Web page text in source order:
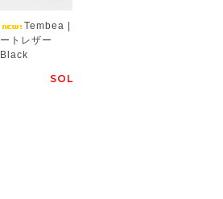
Tembea | 巾着ポシェット ゴ
ートレザー
Black
SOLD OUT